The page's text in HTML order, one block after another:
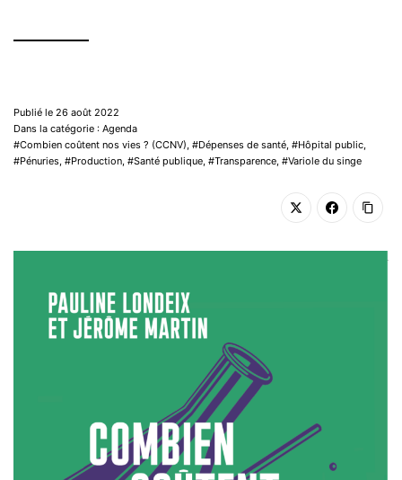
Publié le 26 août 2022
Dans la catégorie : Agenda
Combien coûtent nos vies ? (CCNV)
Dépenses de santé Hôpital public
Pénuries
Production Santé publique Transparence Variole du singe